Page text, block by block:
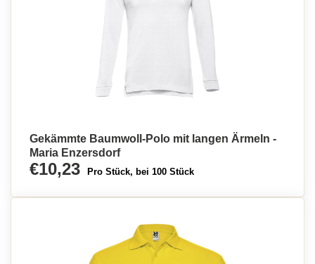
Gekämmte Baumwoll-Polo mit langen Ärmeln -
Maria Enzersdorf
€10,23 Pro Stück, bei 100 Stück